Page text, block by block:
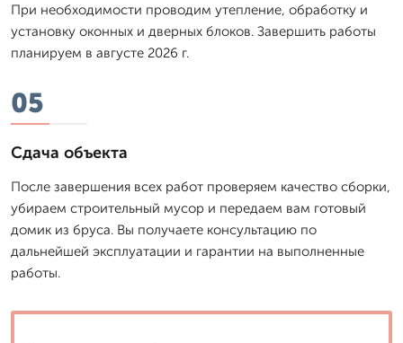
При необходимости проводим утепление, обработку и
установку оконных и дверных блоков. Завершить работы
планируем в августе 2026 г.
05
Сдача объекта
После завершения всех работ проверяем качество сборки,
убираем строительный мусор и передаем вам готовый
домик из бруса. Вы получаете консультацию по
дальнейшей эксплуатации и гарантии на выполненные
работы.